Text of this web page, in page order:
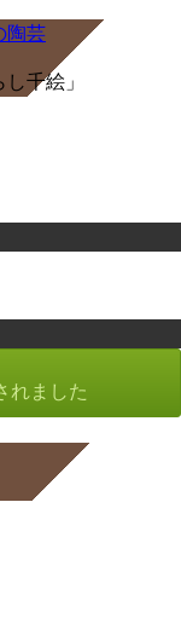
陶芸
千絵」
れました